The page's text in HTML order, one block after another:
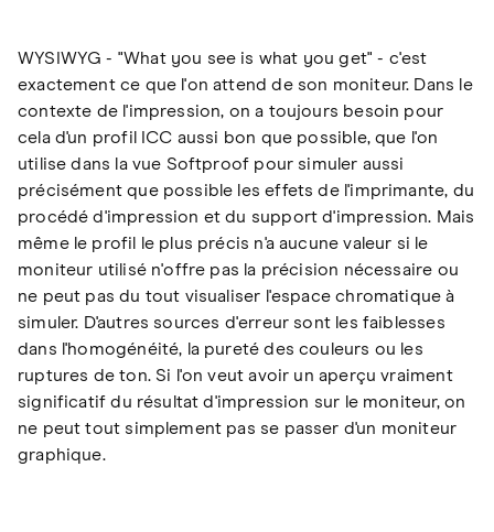
WYSIWYG - "What you see is what you get" - c'est
exactement ce que l'on attend de son moniteur. Dans le
contexte de l'impression, on a toujours besoin pour
cela d'un profil ICC aussi bon que possible, que l'on
utilise dans la vue Softproof pour simuler aussi
précisément que possible les effets de l'imprimante, du
procédé d'impression et du support d'impression. Mais
même le profil le plus précis n'a aucune valeur si le
moniteur utilisé n'offre pas la précision nécessaire ou
ne peut pas du tout visualiser l'espace chromatique à
simuler. D'autres sources d'erreur sont les faiblesses
dans l'homogénéité, la pureté des couleurs ou les
ruptures de ton. Si l'on veut avoir un aperçu vraiment
significatif du résultat d'impression sur le moniteur, on
ne peut tout simplement pas se passer d'un moniteur
graphique.